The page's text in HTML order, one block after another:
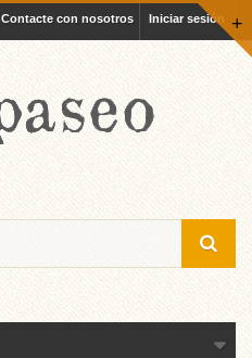
+
Iniciar sesión
Contacte con nosotros